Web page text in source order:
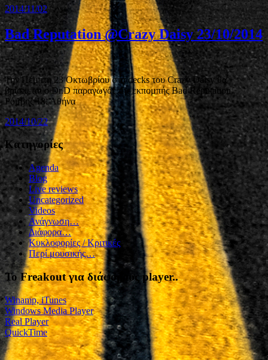
2014/11/02
Bad Reputation @Crazy Daisy 23/10/2014
Την Πέμπτη 23 Οκτωβρίου στα decks του Crazy Daisy θα
βρίσκεται ο Dr.D παραγωγός της εκπομπής Bad Reputation.
Ρόμβης 18, Αθήνα
2014/10/22
Kατηγορίες
Agenda
Blog
Live reviews
Uncategorized
Videos
Ανάγνωση…
Διάφορα…
Κυκλοφορίες / Kριτικές
Περί μουσικής…
To Freakout για διάφορους player..
Winamp, iTunes
Windows Media Player
Real Player
QuickTime